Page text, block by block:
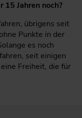
15 Jahren noch?
übrigens seit
Punkte in der
es noch
seit einigen
Freiheit, die für